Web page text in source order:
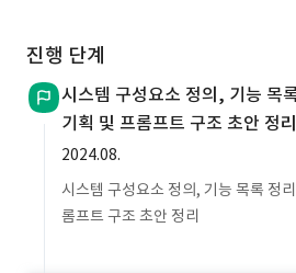
진행 단계
시스템 구성요소 정의, 기능 목
기획 및 프롬프트 구조 초안 정리
2024.08.
시스템 구성요소 정의, 기능 목록 정
롬프트 구조 초안 정리